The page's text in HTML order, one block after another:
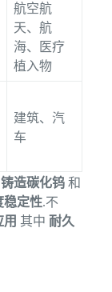
航空航
天、航
海、医疗
植入物
建筑、汽
车
铸造碳化钨和
稳定性.不
用 其中 耐久